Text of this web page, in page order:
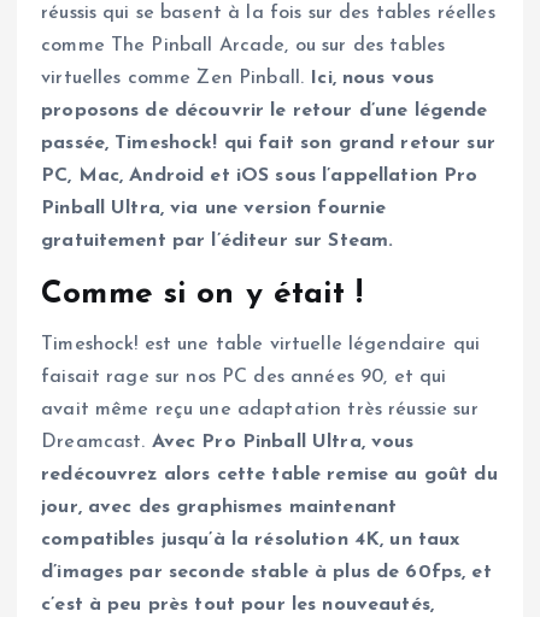
réussis qui se basent à la fois sur des tables réelles
comme The Pinball Arcade, ou sur des tables
virtuelles comme Zen Pinball.
Ici, nous vous
proposons de découvrir le retour d’une légende
passée, Timeshock! qui fait son grand retour sur
PC, Mac, Android et iOS sous l’appellation Pro
Pinball Ultra, via une version fournie
gratuitement par l’éditeur sur Steam.
Comme si on y était !
Timeshock! est une table virtuelle légendaire qui
faisait rage sur nos PC des années 90, et qui
avait même reçu une adaptation très réussie sur
Dreamcast. Avec Pro Pinball Ultra, vous
redécouvrez alors cette table remise au goût du
jour, avec des graphismes maintenant
compatibles jusqu’à la résolution 4K, un taux
d’images par seconde stable à plus de 60fps, et
c’est à peu près tout pour les nouveautés,